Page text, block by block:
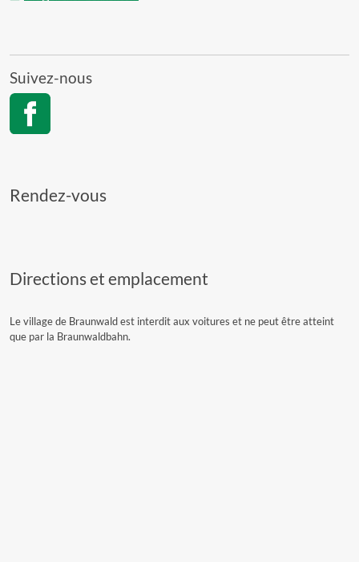
Suivez-nous
Rendez-vous
Directions et emplacement
Le village de Braunwald est interdit aux voitures et ne peut être atteint
que par la Braunwaldbahn.